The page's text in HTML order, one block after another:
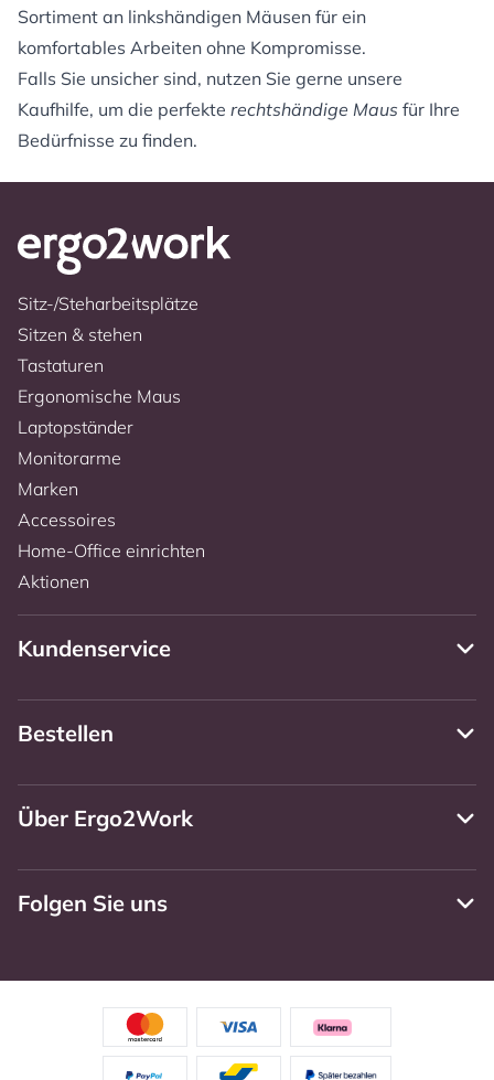
Sortiment an linkshändigen Mäusen für ein
komfortables Arbeiten ohne Kompromisse.
Falls Sie unsicher sind, nutzen Sie gerne unsere
Kaufhilfe, um die perfekte rechtshändige Maus für Ihre
Bedürfnisse zu finden.
Sitz-/Steharbeitsplätze
Sitzen & stehen
Tastaturen
Ergonomische Maus
Laptopständer
Monitorarme
Marken
Accessoires
Home-Office einrichten
Aktionen
Kundenservice
Bestellen
Über Ergo2Work
Folgen Sie uns